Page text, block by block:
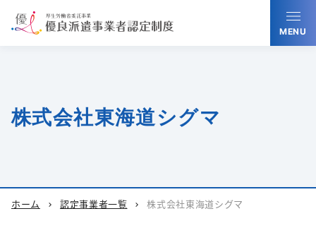
MENU
株式会社東海道シグマ
ホーム chevron_right 認定事業者一覧 chevron_right 株式会社東海道シグマ